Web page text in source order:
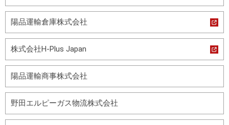
陽品運輸倉庫株式会社
株式会社H-Plus Japan
陽品運輸商事株式会社
野田エルピーガス物流株式会社